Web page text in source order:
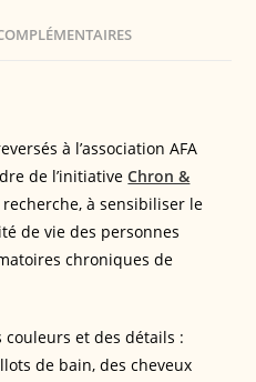
à l’association AFA
de l’initiativeChron &
à sensibiliser le
de vie des personnes
chroniques de
et des détails :
de bain, des cheveux